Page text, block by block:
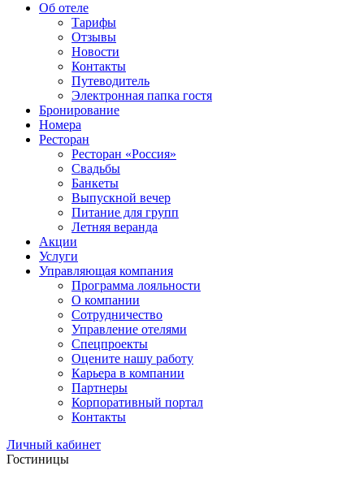
Об отеле
Тарифы
Отзывы
Новости
Контакты
Путеводитель
Электронная папка гостя
Бронирование
Номера
Ресторан
Ресторан «Россия»
Свадьбы
Банкеты
Выпускной вечер
Питание для групп
Летняя веранда
Акции
Услуги
Управляющая компания
Программа лояльности
О компании
Сотрудничество
Управление отелями
Спецпроекты
Оцените нашу работу
Карьера в компании
Партнеры
Корпоративный портал
Контакты
Личный кабинет
Гостиницы